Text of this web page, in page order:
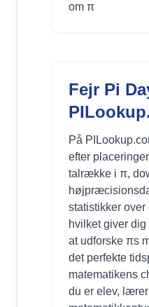
om π
Fejr Pi
På
efter
talrække i π,
statistikker
hvilket giver
at udforske πs
det perfekte
matematikens
du er elev,